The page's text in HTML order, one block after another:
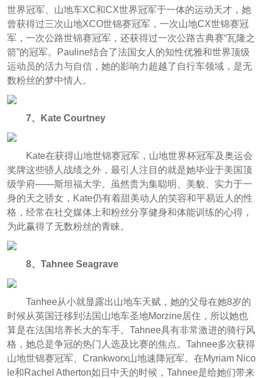
世界冠军、山地车XC和CX世界冠军于一体的运动天才，她
曾获得过三次山地XCO世锦赛冠军，一次山地CX世锦赛冠
军，一次公路世锦赛冠军，还获得过一次公路古典赛“瓦隆之
箭”的冠军。Pauline结合了法国女人的知性优雅和世界顶级
运动员的活力与自信，她的影响力超越了自行车领域，是无
数粉丝的梦中情人。
7、Kate Courtney
Kate在获得山地世锦赛冠军，山地世界杯冠军及奥运会
奖牌这些骄人战绩之外，最引人注目的就是她毕业于美国顶
级学府——斯坦福大学。虽然贵为集聪明、美貌、实力于一
身的天之骄女，Kate仍有着甜美动人的笑容和平易近人的性
格，经常在社交媒体上和粉丝分享健身和体能训练的心得，
为此赢得了无数粉丝的青睐。
8、Tahnee Seagrave
Tanhee从小就显露出山地车天赋，她的父母在她8岁的
时候从英国迁移到法国山地车圣地Morzine居住，所以她也
算是在法国培养长大的车手。Tahnee具有非常激进的骑行风
格，她总是争冠的热门人选及比赛的焦点。Tahnee多次获得
山地世锦赛冠军、Crankworx山地速降冠军。在Myriam Nico
le和Rachel Atherton如日中天的时候，Tahnee是给她们带来